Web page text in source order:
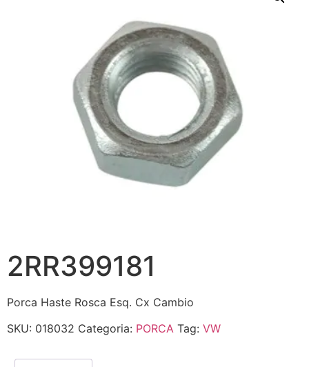
2RR399181
Porca Haste Rosca Esq. Cx Cambio
SKU: 018032 Categoria: PORCA Tag: VW